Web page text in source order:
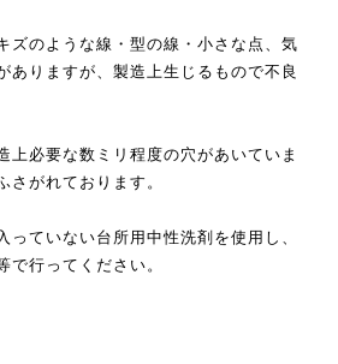
ズのような線・型の線・小さな点、気
ありますが、製造上生じるもので不良
上必要な数ミリ程度の穴があいていま
さがれております。
っていない台所用中性洗剤を使用し、
で行ってください。